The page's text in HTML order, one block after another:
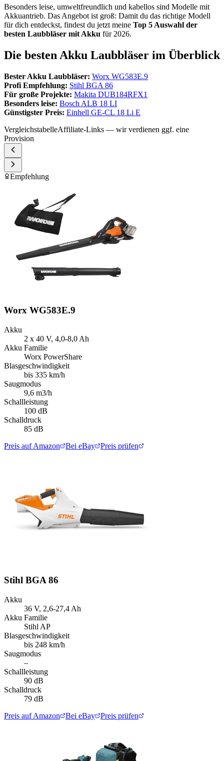
Besonders leise, umweltfreundlich und kabellos sind Modelle mit
Akkuantrieb. Das Angebot ist groß: Damit du das richtige Modell
für dich entdeckst, findest du jetzt meine Top 5 Auswahl der
besten Laubbläser mit Akku für 2026.
Die besten Akku Laubbläser im Überblick
Bester Akku Laubbläser: Worx WG583E.9
Profi Empfehlung: Stihl BGA 86
Für große Projekte: Makita DUB184RFX1
Besonders leise: Bosch ALB 18 LI
Günstigster Preis: Einhell GE-CL 18 Li E
VergleichstabelleAffiliate-Links — wir verdienen ggf. eine
Provision
Empfehlung
Worx WG583E.9
Akku
2 x 40 V, 4,0-8,0 Ah
Akku Familie
Worx PowerShare
Blasgeschwindigkeit
bis 335 km/h
Saugmodus
9,6 m3/h
Schallleistung
100 dB
Schalldruck
85 dB
Preis auf Amazon
Bei eBay Preis prüfen
Stihl BGA 86
Akku
36 V, 2,6-27,4 Ah
Akku Familie
Stihl AP
Blasgeschwindigkeit
bis 248 km/h
Saugmodus
–
Schallleistung
90 dB
Schalldruck
79 dB
Preis auf Amazon
Bei eBay Preis prüfen